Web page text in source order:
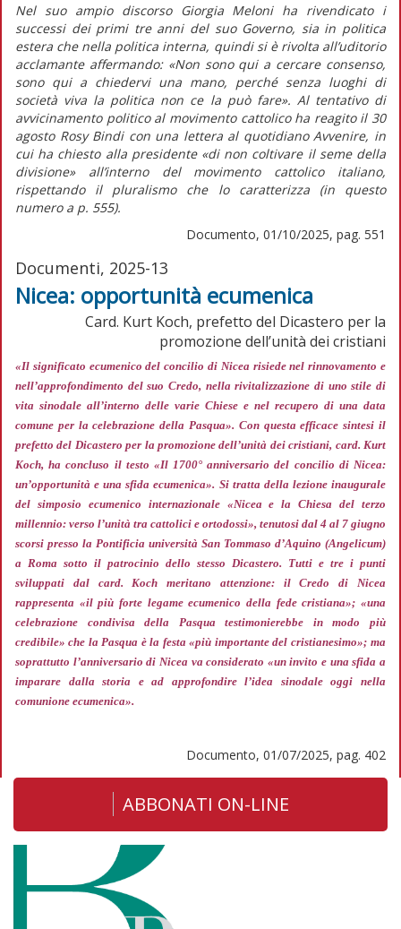
Nel suo ampio discorso Giorgia Meloni ha rivendicato i
successi dei primi tre anni del suo Governo, sia in politica
estera che nella politica interna, quindi si è rivolta all’uditorio
acclamante affermando:«Non sono qui a cercare consenso,
sono qui a chiedervi una mano, perché senza luoghi di
società viva la politica non ce la può fare». Al tentativo di
avvicinamento politico al movimento cattolico ha reagito il 30
agosto Rosy Bindi con una lettera al quotidianoAvvenire, in
cui ha chiesto alla presidente«di non coltivare il seme della
divisione» all’interno del movimento cattolico italiano,
rispettando il pluralismo che lo caratterizza (inquesto
numero a p. 555).
Documento, 01/10/2025, pag. 551
Documenti, 2025-13
Nicea: opportunità ecumenica
Card. Kurt Koch, prefetto del Dicastero per la
promozione dell’unità dei cristiani
«Il significato ecumenico del concilio di Nicea risiede nel rinnovamento e
nell’approfondimento del suo Credo, nella rivitalizzazione di uno stile di
vita sinodale all’interno delle varie Chiese e nel recupero di una data
comune per la celebrazione della Pasqua». Con questa efficace sintesi il
prefetto del Dicastero per la promozione dell’unità dei cristiani, card. Kurt
Koch, ha concluso il testo «Il 1700° anniversario del concilio di Nicea:
un’opportunità e una sfida ecumenica». Si tratta della lezione inaugurale
del simposio ecumenico internazionale «Nicea e la Chiesa del terzo
millennio: verso l’unità tra cattolici e ortodossi», tenutosi dal 4 al 7 giugno
scorsi presso la Pontificia università San Tommaso d’Aquino (Angelicum)
a Roma sotto il patrocinio dello stesso Dicastero. Tutti e tre i punti
sviluppati dal card. Koch meritano attenzione: il Credo di Nicea
rappresenta «il più forte legame ecumenico della fede cristiana»; «una
celebrazione condivisa della Pasqua testimonierebbe in modo più
credibile»che la Pasqua è la festa«più importante del cristianesimo»; ma
soprattutto l’anniversario di Nicea va considerato «un invito e una sfida a
imparare dalla storia e ad approfondire l’idea sinodale oggi nella
comunione ecumenica».
Documento, 01/07/2025, pag. 402
ABBONATI ON-LINE